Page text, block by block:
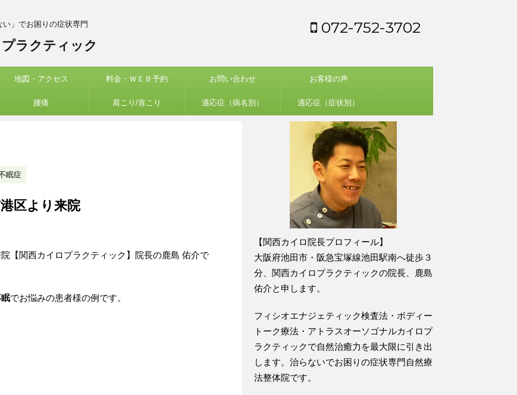
」でお困りの症状専門
ラクティック
072-752-3702
地図・アクセス 料金・ＷＥＢ予約 お問い合わせ お客様の声
腰痛 肩こり/首こり 適応症（病名別） 適応症（症状別）
眠症
区より来院
【関西カイロプラクティック】院長の鹿島 佑介で
でお悩みの患者様の例です。
【関西カイロ院長プロフィール】
大阪府池田市・阪急宝塚線池田駅南へ徒歩３
分、関西カイロプラクティックの院長、鹿島
佑介と申します。
フィシオエナジェティック検査法・ボディー
トーク療法・アトラスオーソゴナルカイロプ
ラクティックで自然治癒力を最大限に引き出
します。治らないでお困りの症状専門自然療
法整体院です。